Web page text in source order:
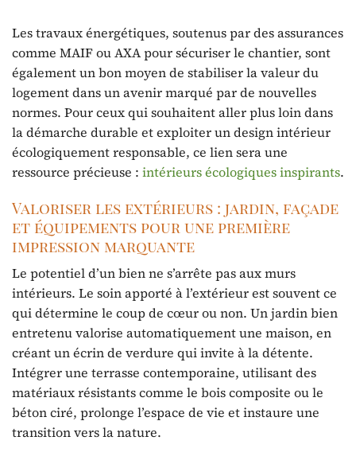
Les travaux énergétiques, soutenus par des assurances
comme MAIF ou AXA pour sécuriser le chantier, sont
également un bon moyen de stabiliser la valeur du
logement dans un avenir marqué par de nouvelles
normes. Pour ceux qui souhaitent aller plus loin dans
la démarche durable et exploiter un design intérieur
écologiquement responsable, ce lien sera une
ressource précieuse : intérieurs écologiques inspirants.
Valoriser les extérieurs : jardin, façade
et équipements pour une première
impression marquante
Le potentiel d’un bien ne s’arrête pas aux murs
intérieurs. Le soin apporté à l’extérieur est souvent ce
qui détermine le coup de cœur ou non. Un jardin bien
entretenu valorise automatiquement une maison, en
créant un écrin de verdure qui invite à la détente.
Intégrer une terrasse contemporaine, utilisant des
matériaux résistants comme le bois composite ou le
béton ciré, prolonge l’espace de vie et instaure une
transition vers la nature.